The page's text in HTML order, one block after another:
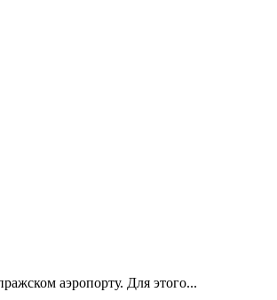
аэропорту. Для этого...